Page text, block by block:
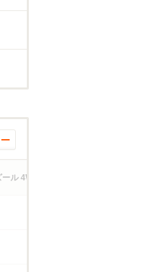
ル 4WD